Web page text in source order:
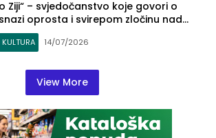
o Ziji“ – svjedočanstvo koje govori o
snazi oprosta i svirepom zločinu nad
u zvorničkom naselju Skočić
KULTURA 14/07/2026
View More